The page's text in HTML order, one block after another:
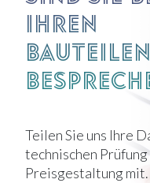
Ihren
Teilen Sie uns Ihre
technischen Prüfung
Preisgestaltung mit.